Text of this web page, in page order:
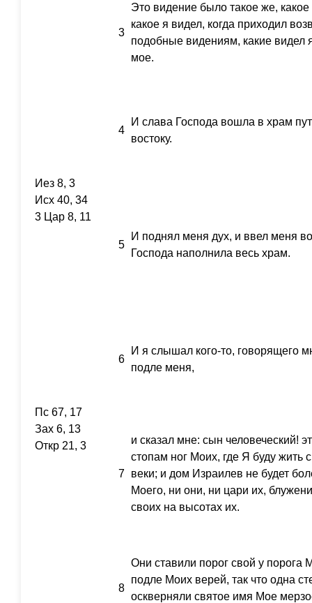
3
Это видение было такое же,
какое я видел, когда приходил
подобные видениям, какие видел
мое.
4
И слава Господа вошла в храм
востоку.
Иез 8, 3
Исх 40, 34
3 Цар 8, 11
5
И поднял меня дух, и ввел меня
Господа наполнила весь храм.
6
И я слышал кого-то, говорящего
подле меня,
Пс 67, 17
Зах 6, 13
Откр 21, 3
7
и сказал мне: сын человеческий!
стопам ног Моих, где Я буду
веки; и дом Израилев не будет
Моего, ни они, ни цари их,
своих на высотах их.
8
Они ставили порог свой у порога
подле Моих верей, так что одна
оскверняли святое имя Мое